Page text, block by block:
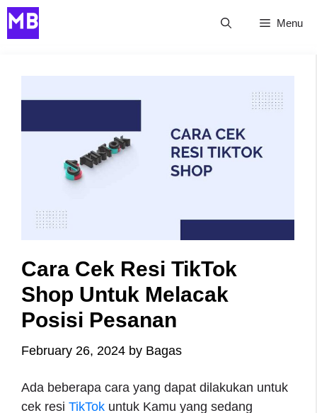
Skip
to
Menu
Cara Cek Resi TikTok
Shop Untuk Melacak
Posisi Pesanan
February 26, 2024 by Bagas
Ada beberapa cara yang dapat dilakukan untuk
cek resi TikTok untuk Kamu yang sedang